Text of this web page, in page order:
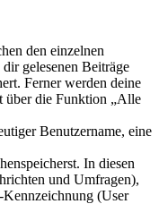
den einzelnen
gelesenen Beiträge
Ferner werden deine
über die Funktion „Alle
Benutzername, eine
In diesen
und Umfragen),
(User